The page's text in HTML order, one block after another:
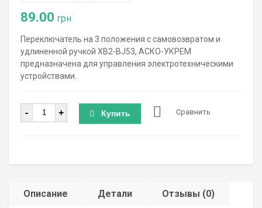
89.00 грн
Переключатель на 3 положения с самовозвратом и
удлиненной ручкой XB2-BJ53, АСКО-УКРЕМ
предназначена для управления электротехническими
устройствами.
Количество
- + Купить Сравнить
Описание Детали Отзывы (0)